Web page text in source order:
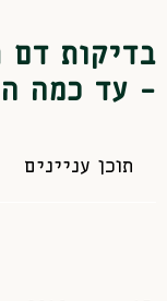
בדיקות דם
– עד כמה
תוכן עניינים